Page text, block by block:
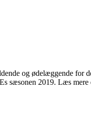
og ødelæggende for
sæsonen 2019. Læs